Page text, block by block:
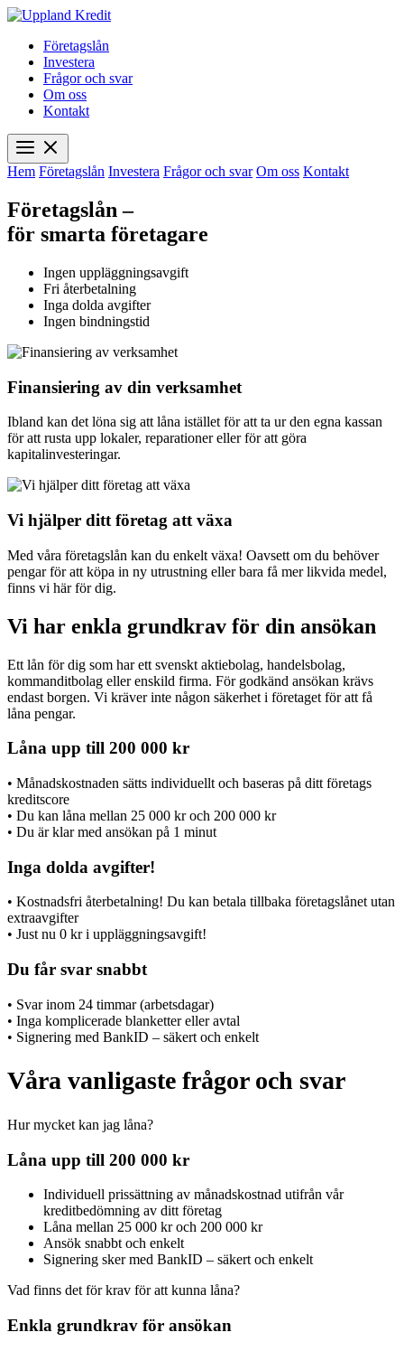
Företagslån
Investera
Frågor och svar
Om oss
Kontakt
Hem Företagslån Investera Frågor och svar Om oss Kontakt
Företagslån –
för smarta företagare
Ingen uppläggningsavgift
Fri återbetalning
Inga dolda avgifter
Ingen bindningstid
Finansiering av din verksamhet
Ibland kan det löna sig att låna istället för att ta ur den egna kassan
för att rusta upp lokaler, reparationer eller för att göra
kapitalinvesteringar.
Vi hjälper ditt företag att växa
Med våra företagslån kan du enkelt växa! Oavsett om du behöver
pengar för att köpa in ny utrustning eller bara få mer likvida medel,
finns vi här för dig.
Vi har enkla grundkrav för din ansökan
Ett lån för dig som har ett svenskt aktiebolag, handelsbolag,
kommanditbolag eller enskild firma. För godkänd ansökan krävs
endast borgen. Vi kräver inte någon säkerhet i företaget för att få
låna pengar.
Låna upp till 200 000 kr
• Månadskostnaden sätts individuellt och baseras på ditt företags
kreditscore
• Du kan låna mellan 25 000 kr och 200 000 kr
• Du är klar med ansökan på 1 minut
Inga dolda avgifter!
• Kostnadsfri återbetalning! Du kan betala tillbaka företagslånet utan
extraavgifter
• Just nu 0 kr i uppläggningsavgift!
Du får svar snabbt
• Svar inom 24 timmar (arbetsdagar)
• Inga komplicerade blanketter eller avtal
• Signering med BankID – säkert och enkelt
Våra vanligaste frågor och svar
Hur mycket kan jag låna?
Låna upp till 200 000 kr
Individuell prissättning av månadskostnad utifrån vår
kreditbedömning av ditt företag
Låna mellan 25 000 kr och 200 000 kr
Ansök snabbt och enkelt
Signering sker med BankID – säkert och enkelt
Vad finns det för krav för att kunna låna?
Enkla grundkrav för ansökan